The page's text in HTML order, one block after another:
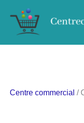
contenu
Centre commercial /